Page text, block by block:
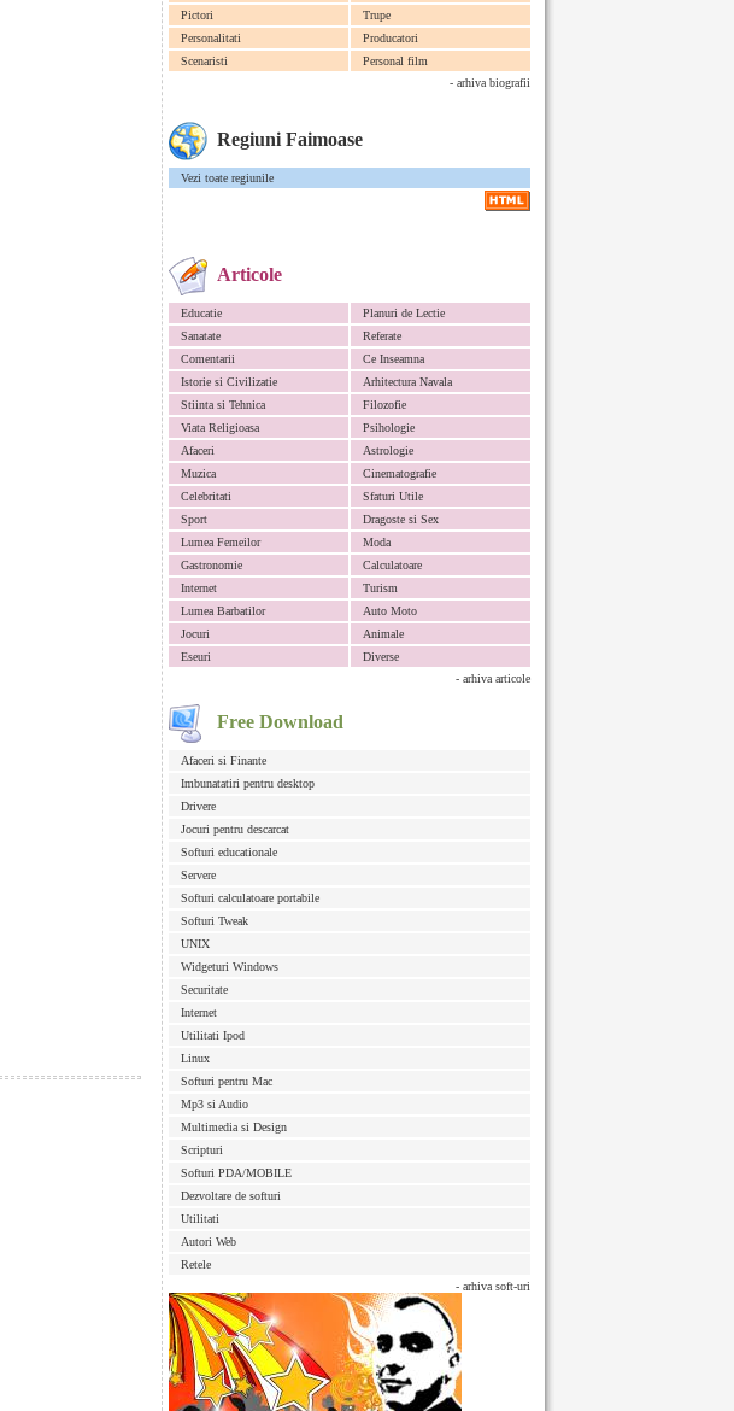
Pictori
Trupe
Personalitati
Producatori
Scenaristi
Personal film
- arhiva biografii
Regiuni Faimoase
Vezi toate regiunile
Articole
Educatie
Planuri de Lectie
Sanatate
Referate
Comentarii
Ce Inseamna
Istorie si Civilizatie
Arhitectura Navala
Stiinta si Tehnica
Filozofie
Viata Religioasa
Psihologie
Afaceri
Astrologie
Muzica
Cinematografie
Celebritati
Sfaturi Utile
Sport
Dragoste si Sex
Lumea Femeilor
Moda
Gastronomie
Calculatoare
Internet
Turism
Lumea Barbatilor
Auto Moto
Jocuri
Animale
Eseuri
Diverse
- arhiva articole
Free Download
Afaceri si Finante
Imbunatatiri pentru desktop
Drivere
Jocuri pentru descarcat
Softuri educationale
Servere
Softuri calculatoare portabile
Softuri Tweak
UNIX
Widgeturi Windows
Securitate
Internet
Utilitati Ipod
Linux
Softuri pentru Mac
Mp3 si Audio
Multimedia si Design
Scripturi
Softuri PDA/MOBILE
Dezvoltare de softuri
Utilitati
Autori Web
Retele
- arhiva soft-uri